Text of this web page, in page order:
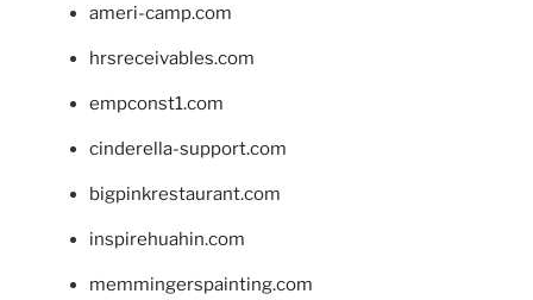
ameri-camp.com
hrsreceivables.com
empconst1.com
cinderella-support.com
bigpinkrestaurant.com
inspirehuahin.com
memmingerspainting.com